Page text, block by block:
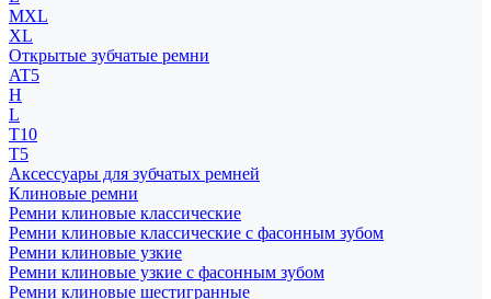
MXL
XL
Открытые зубчатые ремни
AT5
H
L
T10
T5
Аксессуары для зубчатых ремней
Клиновые ремни
Ремни клиновые классические
Ремни клиновые классические с фасонным зубом
Ремни клиновые узкие
Ремни клиновые узкие с фасонным зубом
Ремни клиновые шестигранные